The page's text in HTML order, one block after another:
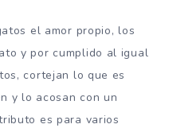
el amor propio, los
y por cumplido al igual
cortejan lo que es
y lo acosan con un
es para varios